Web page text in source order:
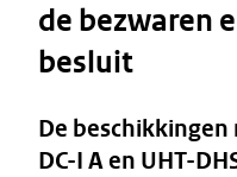
de bezwaren
besluit
De
DC-I A en UHT-